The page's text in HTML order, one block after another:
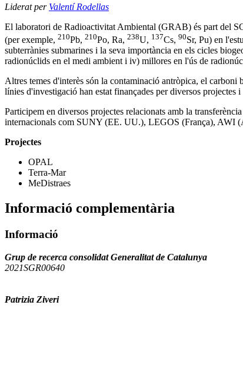
Liderat per Valentí Rodellas
El laboratori de Radioactivitat Ambiental (GRAB) és part del
(per exemple, 210Pb, 210Po, Ra, 238U, 137Cs, 90Sr, Pu) en
subterrànies submarines i la seva importància en els cicles
radionúclids en el medi ambient i iv) millores en l'ús de
Altres temes d'interès són la contaminació antròpica, el
línies d'investigació han estat finançades per diversos projectes
Participem en diversos projectes relacionats amb la
internacionals com SUNY (EE. UU.), LEGOS (França), AWI
Projectes
OPAL
Terra-Mar
MeDistraes
Informació complementària
Informació
Grup de recerca consolidat Generalitat de Catalunya
2021SGR00640
Patrizia Ziveri